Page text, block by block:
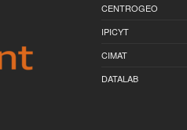
CENTROGEO
IPICYT
CIMAT
DATALAB